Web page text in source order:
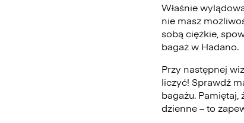
Właśnie
nie masz
sobą ciężkie,
bagaż w Hadano.
Przy następnej
liczyć! Sprawdź
bagażu.
dzienne – to